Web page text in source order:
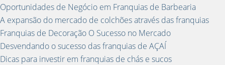
Oportunidades de Negócio em Franquias de Barbearia
A expansão do mercado de colchões através das franquias
Franquias de Decoração O Sucesso no Mercado
Desvendando o sucesso das franquias de AÇAÍ
Dicas para investir em franquias de chás e sucos